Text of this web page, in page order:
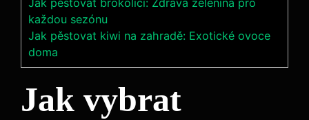
Jak pěstovat brokolici: Zdravá zelenina pro
každou sezónu
Jak pěstovat kiwi na zahradě: Exotické ovoce
doma
Jak vybrat